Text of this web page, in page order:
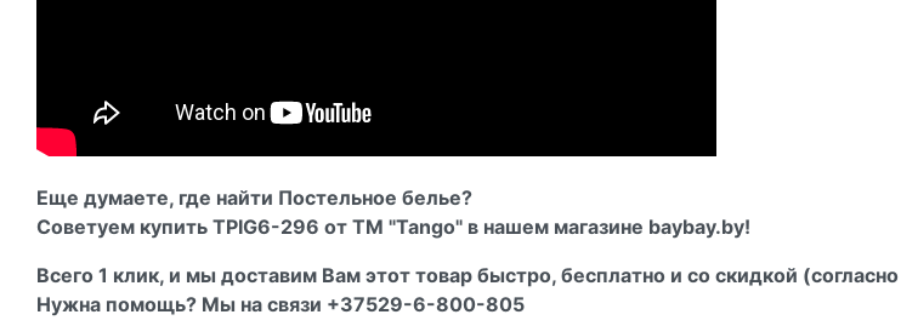
Еще думаете, где найти Постельное белье?
Советуем купить TPIG6-296 от ТМ "Tango" в нашем магазине baybay.by!
Всего 1 клик, и мы доставим Вам этот товар быстро, бесплатно и со скидкой
Нужна помощь? Мы на связи +37529-6-800-805